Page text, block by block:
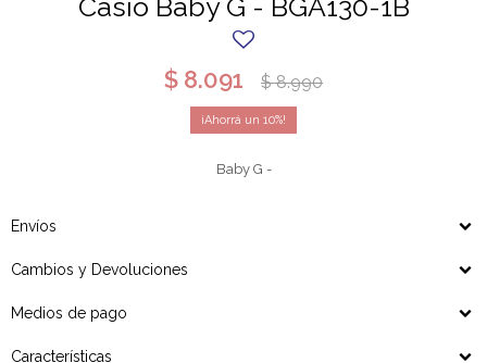
Casio Baby G - BGA130-1B
$ 8.091 $ 8.990
10
Baby G -
Envíos
Cambios y Devoluciones
Medios de pago
Características